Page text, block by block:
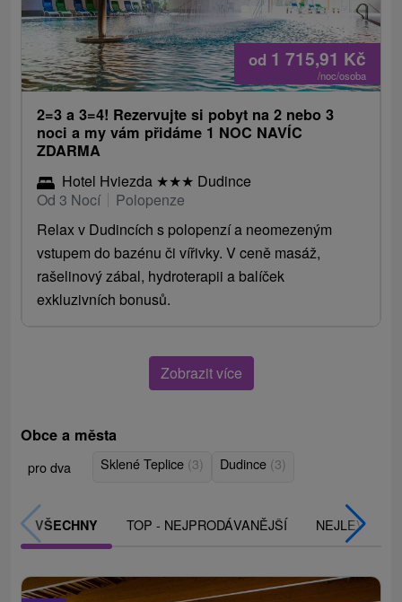
od 1 715,91 Kč
/noc/osoba
2=3 a 3=4! Rezervujte si pobyt na 2 nebo 3
noci a my vám přidáme 1 NOC NAVÍC
ZDARMA
Hotel Hviezda ★★★ Dudince
Od 3 Nocí
Polopenze
Relax v Dudincích s polopenzí a neomezeným
vstupem do bazénu či vířivky. V ceně masáž,
rašelinový zábal, hydroterapii a balíček
exkluzivních bonusů.
Zobrazit více
Obce a města
pro dva Sklené Teplice (3) Dudince (3)
VŠECHNY TOP - NEJPRODÁVANĚJŠÍ NEJLEVNĚJŠÍ